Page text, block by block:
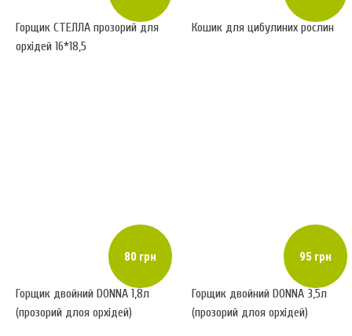
Горщик СТЕЛЛА прозорий для
орхідей 16*18,5
Кошик для цибулиних рослин
80 грн
Горщик двойний DONNA 1,8л
(прозорий длоя орхідей)
95 грн
Горщик двойний DONNA 3,5л
(прозорий длоя орхідей)